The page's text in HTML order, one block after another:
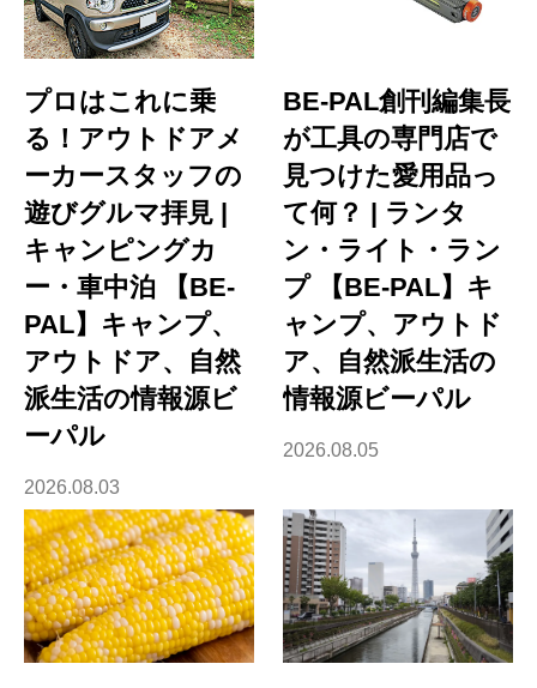
プロはこれに乗
る！アウトドアメ
ーカースタッフの
遊びグルマ拝見 |
キャンピングカ
ー・車中泊 【BE-
PAL】キャンプ、
アウトドア、自然
派生活の情報源ビ
ーパル
2026.08.03
BE-PAL創刊編集長
が工具の専門店で
見つけた愛用品っ
て何？ | ランタ
ン・ライト・ラン
プ 【BE-PAL】キ
ャンプ、アウトド
ア、自然派生活の
情報源ビーパル
2026.08.05